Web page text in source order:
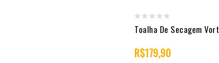
0
of
Toalha De Secagem
R$179,90